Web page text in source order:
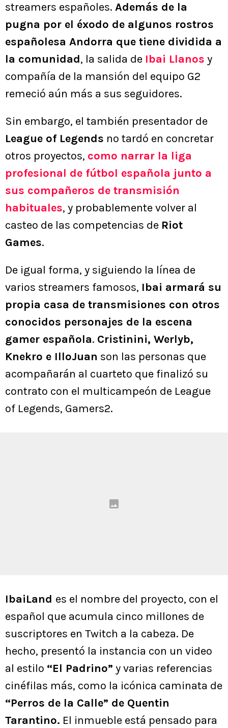
streamers españoles. Además de la
pugna por el éxodo de algunos rostros
españolesa Andorra que tiene dividida a
la comunidad, la salida de Ibai Llanos y
compañía de la mansión del equipo G2
remeció aún más a sus seguidores.
Sin embargo, el también presentador de
League of Legends no tardó en concretar
otros proyectos, como narrar la liga
profesional de fútbol española junto a
sus compañeros de transmisión
habituales, y probablemente volver al
casteo de las competencias de Riot
Games.
De igual forma, y siguiendo la línea de
varios streamers famosos, Ibai armará su
propia casa de transmisiones con otros
conocidos personajes de la escena
gamer española. Cristinini, Werlyb,
Knekro e IlloJuan son las personas que
acompañarán al cuarteto que finalizó su
contrato con el multicampeón de League
of Legends, Gamers2.
IbaiLand es el nombre del proyecto, con el
español que acumula cinco millones de
suscriptores en Twitch a la cabeza. De
hecho, presentó la instancia con un video
al estilo “El Padrino” y varias referencias
cinéfilas más, como la icónica caminata de
“Perros de la Calle” de Quentin
Tarantino. El inmueble está pensado para